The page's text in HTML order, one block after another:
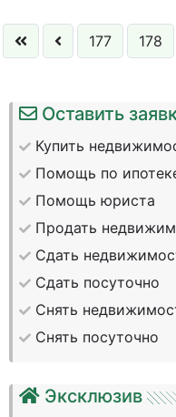
177 178
Оставить
Купить
Помощь по
Помощь юриста
Продать
Сдать
Сдать посуточно
Снять
Снять посуточно
Эксклюзив